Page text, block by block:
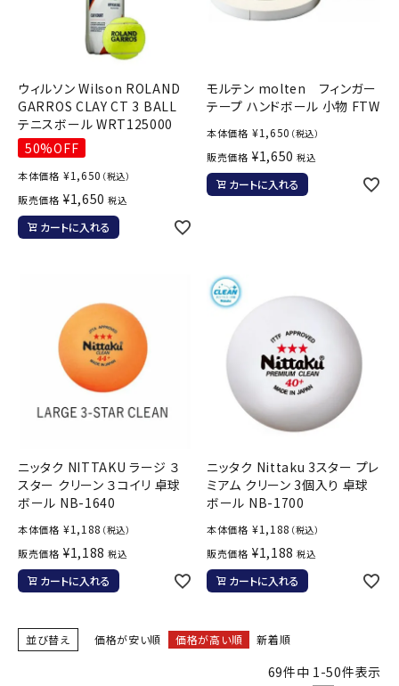
ウィルソン Wilson ROLAND
GARROS CLAY CT 3 BALL
テニスボール WRT125000
50%OFF
本体価格 ¥1,650 （税込）
販売価格 ¥1,650 税込
カートに入れる
モルテン molten フィンガー
テープ ハンドボール 小物 FTW
本体価格 ¥1,650 （税込）
販売価格 ¥1,650 税込
カートに入れる
ニッタク NITTAKU ラージ ３
スター クリーン ３コイリ 卓球
ボール NB-1640
本体価格 ¥1,188 （税込）
販売価格 ¥1,188 税込
カートに入れる
ニッタク Nittaku 3スター プレ
ミアム クリーン 3個入り 卓球
ボール NB-1700
本体価格 ¥1,188 （税込）
販売価格 ¥1,188 税込
カートに入れる
並び替え 価格が安い順 価格が高い順 新着順
69件中 1-50件表示